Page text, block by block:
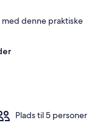
denne praktiske
Plads til 5 personer